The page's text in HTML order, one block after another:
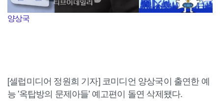
양상국
[셀럽미디어 정원희 기자] 코미디언 양상국이 출연한 예
능 '옥탑방의 문제아들' 예고편이 돌연 삭제됐다.